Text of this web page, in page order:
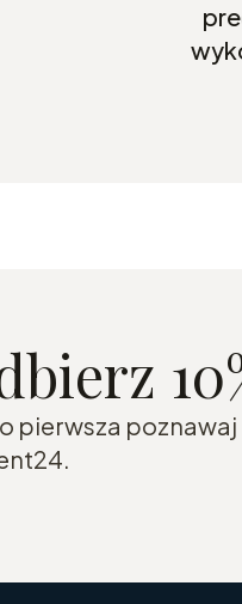
pierwsza